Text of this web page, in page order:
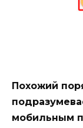
Похожий
мобильным